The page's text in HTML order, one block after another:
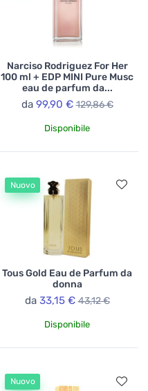
Narciso Rodriguez For Her
100 ml + EDP MINI Pure Musc
eau de parfum da...
da 99,90 € 129,86 €
Disponibile
Nuovo
Tous Gold Eau de Parfum da
donna
da 33,15 € 43,12 €
Disponibile
Nuovo